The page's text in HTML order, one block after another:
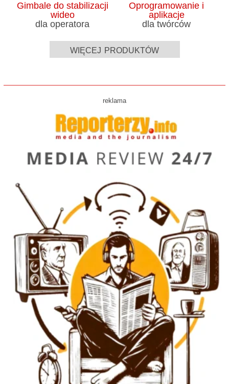
Gimbale do stabilizacji
wideo
dla operatora
Oprogramowanie i
aplikacje
dla twórców
więcej produktów
reklama